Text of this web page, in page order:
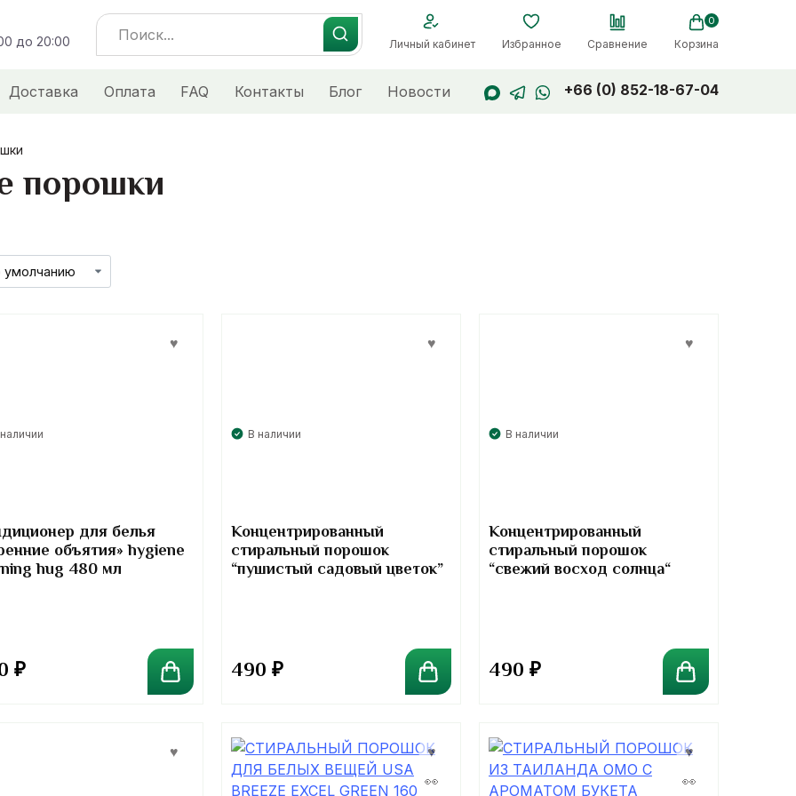
до 20:00
Search
for:
Личный кабинет Избранное Сравнение
0
Корзина
Доставка Оплата FAQ Контакты Блог Новости +66 (0) 852-18-67-04
порошки
для белья
объятия» hygiene
hug 480 мл
₽
В наличии
Концентрированный
стиральный порошок
“пушистый садовый цветок”
490 ₽
В наличии
Концентрированный
стиральный порошок
“свежий восход солнца“
490 ₽